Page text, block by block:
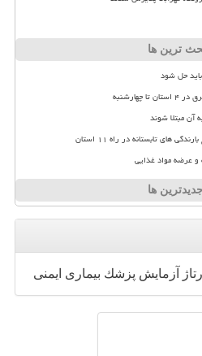
ترین ها
آن مبتلا شوند
و عرضه مواد غذایی
جدیدترین ها
آزمایش پزشك بیماری ایمنی